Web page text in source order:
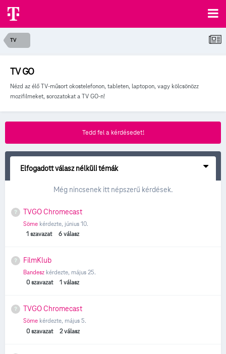
TV
TV GO
Nézd az élő TV-műsort okostelefonon, tableten, laptopon, vagy kölcsönözz
mozifilmeket, sorozatokat a TV GO-n!
Tedd fel a kérdésedet!
Elfogadott válasz nélküli témák
Még nincsenek itt népszerű kérdések.
TVGO Chromecast
Söme kérdezte, június 10.
1 szavazat 6 válasz
FilmKlub
Bandesz kérdezte, május 25.
0 szavazat 1 válasz
TVGO Chromecast
Söme kérdezte, május 5.
0 szavazat 2 válasz